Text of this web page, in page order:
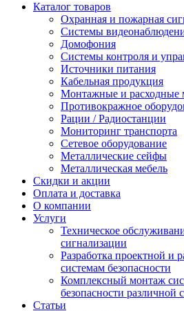
Каталог товаров
Охранная и пожарная
Системы
Домофония
Системы контроля и
Источники питания
Кабельная продукция
Монтажные и расходные
Противокражное
Рации / Радиостанции
Мониторинг транспорта
Сетевое оборудование
Металлические сейфы
Металлическая мебель
Скидки и акции
Оплата и доставка
О компании
Услуги
Техническое
сигнализации
Разработка проектной и
системам безопасности
Комплексный монтаж
безопасности различной
Статьи